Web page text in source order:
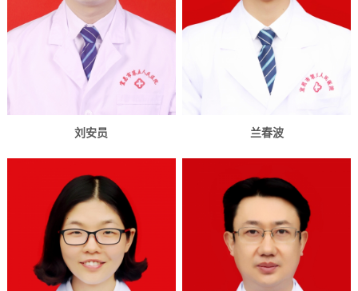
刘安员 兰春波